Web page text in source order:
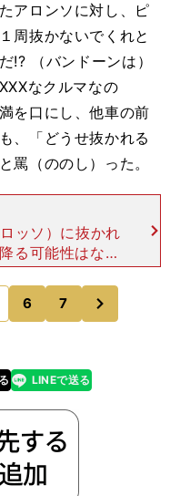
アロンソに対し、ピ
周抜かないでくれと
!? （バンドーンは）
なクルマなの
を口にし、他車の前
、「どうせ抜かれる
罵（ののし）った。
ッソ）に抜かれ
る可能性はない
ンジンプロブレ
ピットに戻りリ
6 7
LINEで送る